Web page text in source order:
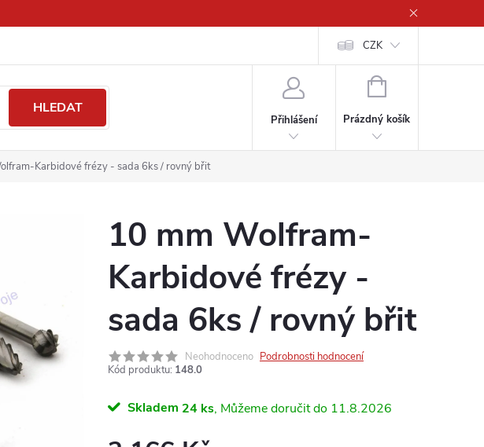
osobních údajů CZK
HLEDAT
Přihlášení
NÁKUPNÍ
Prázdný košík
Karbidové frézy - sada 6ks / rovný břit
10 mm Wolfram-
Karbidové frézy -
sada 6ks / rovný břit
Neohodnoceno Podrobnosti hodnocení
Kód produktu: 148.0
Skladem 24 ks 11.8.2026